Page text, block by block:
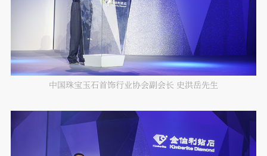
中国珠宝玉石首饰行业协会副会长 史洪岳先生